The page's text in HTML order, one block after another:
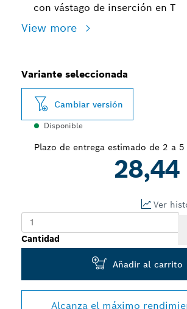
con vástago de inserción en T
View more
Variante seleccionada
Cambiar versión
Disponible
Plazo de entrega estimado de 2 a
28,44
Ver
Cantidad
Añadir al carrito
Alcanza el máximo